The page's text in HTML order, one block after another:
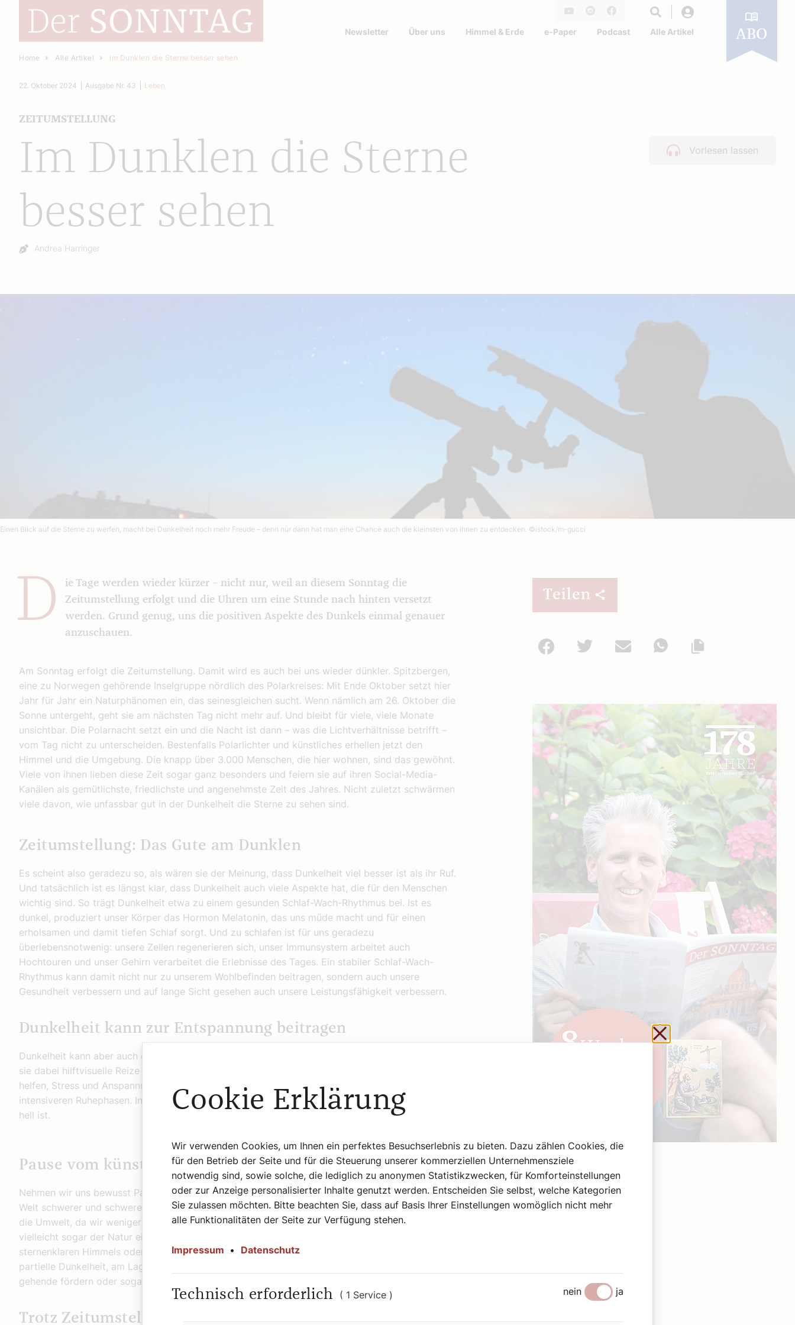
Facebook
Newsletter Über uns Himmel & Erde e-Paper Podcast Alle Artikel ABO
Home Alle Artikel Im Dunklen die Sterne besser sehen
Vorlesen lassen
Im Dunklen die Sterne
besser sehen
ZEITUMSTELLUNG
22. Oktober 2024 Ausgabe Nr. 43 Leben
Autor:
Andrea Harringer
Einen Blick auf die Sterne zu werfen, macht bei Dunkelheit noch mehr Freude – denn nur dann hat man eine Chance auch die kleinsten von ihnen zu entdecken. ©istock/m-gucci
D
ie Tage werden wieder kürzer – nicht nur, weil an diesem Sonntag die
Zeitumstellung erfolgt und die Uhren um eine Stunde nach hinten versetzt
werden. Grund genug, uns die positiven Aspekte des Dunkels einmal genauer
anzuschauen.
Am Sonntag erfolgt die Zeitumstellung. Damit wird es auch bei uns wieder dünkler. Spitzbergen,
eine zu Norwegen gehörende Inselgruppe nördlich des Polarkreises: Mit Ende Oktober setzt hier
Jahr für Jahr ein Naturphänomen ein, das seinesgleichen sucht. Wenn nämlich am 26. Oktober die
Sonne untergeht, geht sie am nächsten Tag nicht mehr auf. Und bleibt für viele, viele Monate
unsichtbar. Die Polarnacht setzt ein und die Nacht ist dann – was die Lichtverhältnisse betrifft –
vom Tag nicht zu unterscheiden. Bestenfalls Polarlichter und künstliches erhellen jetzt den
Himmel und die Umgebung. Die knapp über 3.000 Menschen, die hier wohnen, sind das gewöhnt.
Viele von ihnen lieben diese Zeit sogar ganz besonders und feiern sie auf ihren Social-Media-
Kanälen als gemütlichste, friedlichste und angenehmste Zeit des Jahres. Nicht zuletzt schwärmen
viele davon, wie unfassbar gut in der Dunkelheit die Sterne zu sehen sind.
Zeitumstellung: Das Gute am Dunklen
Es scheint also geradezu so, als wären sie der Meinung, dass Dunkelheit viel besser ist als ihr Ruf.
Und tatsächlich ist es längst klar, dass Dunkelheit auch viele Aspekte hat, die für den Menschen
wichtig sind. So trägt Dunkelheit etwa zu einem gesunden Schlaf-Wach-Rhythmus bei. Ist es
dunkel, produziert unser Körper das Hormon Melatonin, das uns müde macht und für einen
erholsamen und damit tiefen Schlaf sorgt. Und zu schlafen ist für uns geradezu
überlebensnotwenig: unsere Zellen regenerieren sich, unser Immunsystem arbeitet auch
Hochtouren und unser Gehirn verarbeitet die Erlebnisse des Tages. Ein stabiler Schlaf-Wach-
Rhythmus kann damit nicht nur zu unserem Wohlbefinden beitragen, sondern auch unsere
Gesundheit verbessern und auf lange Sicht gesehen auch unsere Leistungsfähigkeit verbessern.
Dunkelheit kann zur Entspannung beitragen
Dunkelheit kann aber auch ganz ohne Schlaf wesentlich zu unserer Entspannung beitragen in dem
sie dabei hilftvisuelle Reize auszublenden. Denn muss weniger verarbeitet werden, kann uns das
helfen, Stress und Anspannung zu reduzieren. Dunkelheit zwingt uns in einem positiven Sinn zu
intensiveren Ruhephasen. In der Dunkelheit können wir nicht so aktiv sein, wie wenn es draußen
hell ist.
Pause vom künstlichen Licht
Nehmen wir uns bewusst Pausen von künstlichem Licht, was zugegeben in unserer modernen
Welt schwerer und schwerer wird, schonen wir aber nicht nur unseren Organismus, sondern auch
die Umwelt, da wir weniger Energie verbrauchen. Und manchmal kann uns die Dunkelheit
vielleicht sogar der Natur ein bisschen näher bringen, sei es durch das Betrachten eines
sternenklaren Himmels oder durch das Lauschen der nächtlichen Geräusche. Nicht zuletzt kann
partielle Dunkelheit, am Lagerfeuer oder bei Kerzenschein, Gespräche, vielleicht sogar tiefer
gehende fördern oder sogar erst ermöglichen.
Trotz Zeitumstellung: Viel Licht – auch im Winter
Teilen
Facebook
Twitter Mail
WhatsApp
Werbung
Schließen ohne zu
Cookie Erklärung
Wir verwenden Cookies, um Ihnen ein perfektes Besuchserlebnis zu bieten. Dazu zählen Cookies, die
für den Betrieb der Seite und für die Steuerung unserer kommerziellen Unternehmensziele
notwendig sind, sowie solche, die lediglich zu anonymen Statistikzwecken, für Komforteinstellungen
oder zur Anzeige personalisierter Inhalte genutzt werden. Entscheiden Sie selbst, welche Kategorien
Sie zulassen möchten. Bitte beachten Sie, dass auf Basis Ihrer Einstellungen womöglich nicht mehr
alle Funktionalitäten der Seite zur Verfügung stehen.
Impressum • Datenschutz
Technisch erforderlich ( 1 Service ) nein ja